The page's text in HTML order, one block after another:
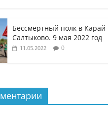
Бессмертный полк в Карай-
Салтыково. 9 мая 2022 год
11.05.2022 0